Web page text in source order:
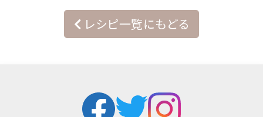
レシピ一覧にもどる